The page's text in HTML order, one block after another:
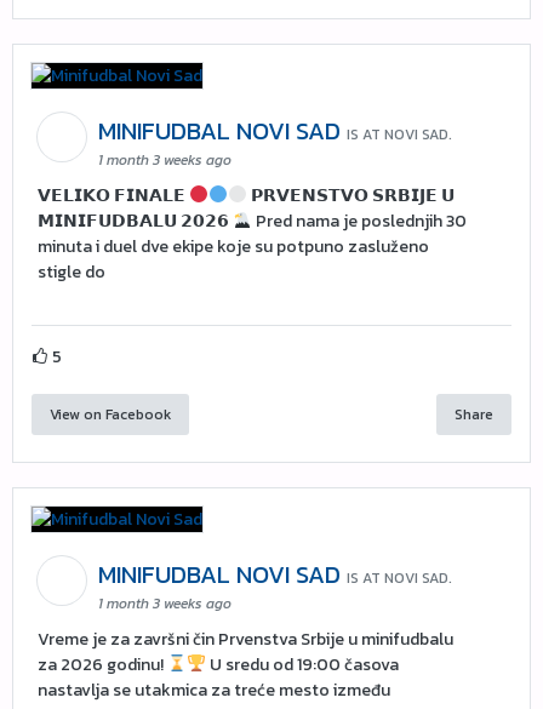
MINIFUDBAL NOVI SAD IS AT NOVI SAD.
1 month 3 weeks ago
𝗩𝗘𝗟𝗜𝗞𝗢 𝗙𝗜𝗡𝗔𝗟𝗘
𝗣𝗥𝗩𝗘𝗡𝗦𝗧𝗩𝗢 𝗦𝗥𝗕𝗜𝗝𝗘 𝗨
𝗠𝗜𝗡𝗜𝗙𝗨𝗗𝗕𝗔𝗟𝗨 𝟮𝟬𝟮𝟲
Pred nama je poslednjih 30
minuta i duel dve ekipe koje su potpuno zasluženo
stigle do
5
View on Facebook Share
MINIFUDBAL NOVI SAD IS AT NOVI SAD.
1 month 3 weeks ago
Vreme je za završni čin Prvenstva Srbije u minifudbalu
za 2026 godinu!
U sredu od 19:00 časova
nastavlja se utakmica za treće mesto između